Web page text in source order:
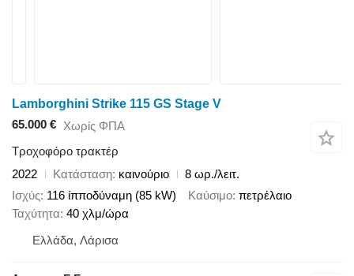
Lamborghini Strike 115 GS Stage V
65.000 € Χωρίς ΦΠΑ
Τροχοφόρο τρακτέρ
2022
Κατάσταση καινούριο
8 ωρ./λειτ.
Ισχύς 116 ίπποδύναμη (85 kW) Καύσιμο πετρέλαιο
Ταχύτητα 40 χλμ/ώρα
Ελλάδα, Λάρισα